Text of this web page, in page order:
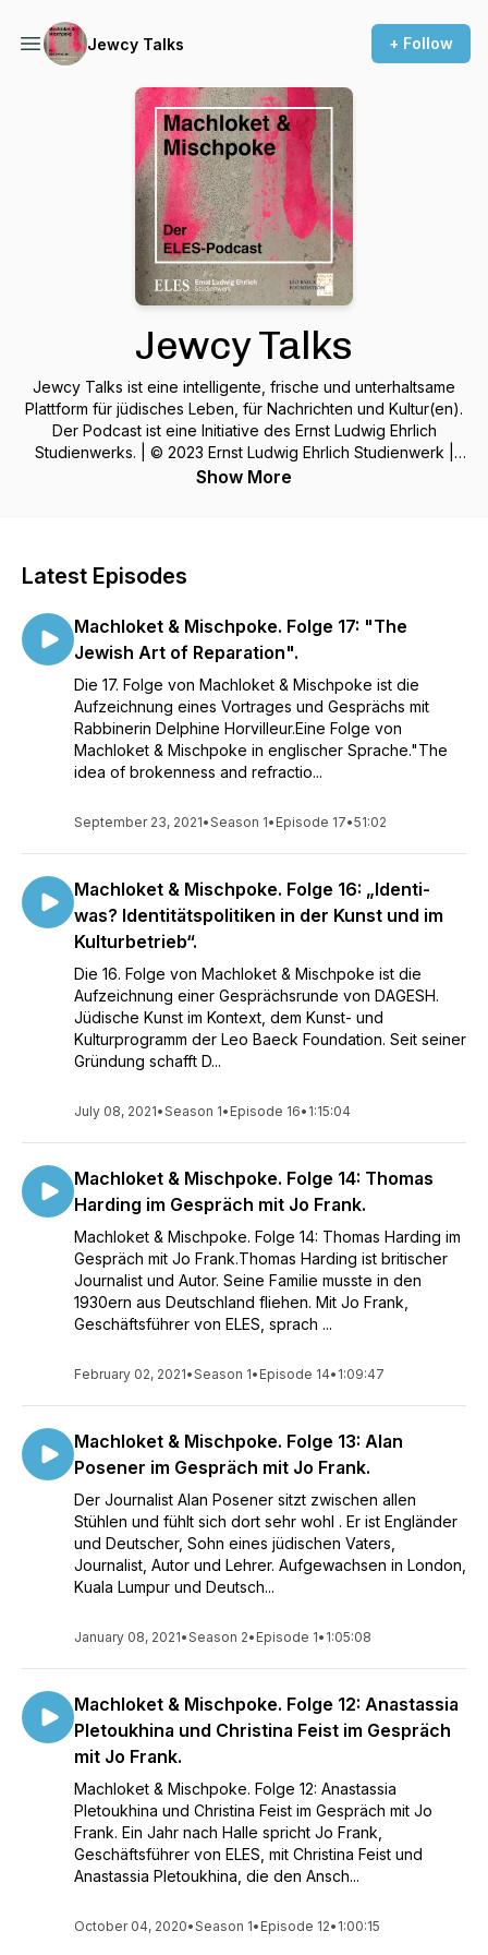
Jewcy Talks + Follow
Jewcy Talks
Jewcy Talks ist eine intelligente, frische und unterhaltsame
Plattform für jüdisches Leben, für Nachrichten und Kultur(en).
Der Podcast ist eine Initiative des Ernst Ludwig Ehrlich
Studienwerks. | © 2023 Ernst Ludwig Ehrlich Studienwerk |
www.eles-studienwerk.de
Show More
Latest Episodes
Machloket & Mischpoke. Folge 17: "The
Jewish Art of Reparation".
Die 17. Folge von Machloket & Mischpoke ist die
Aufzeichnung eines Vortrages und Gesprächs mit
Rabbinerin Delphine Horvilleur.Eine Folge von
Machloket & Mischpoke in englischer Sprache."The
idea of brokenness and refractio...
September 23, 2021•Season 1• Episode 17•51:02
Machloket & Mischpoke. Folge 16: „Identi-
was? Identitätspolitiken in der Kunst und im
Kulturbetrieb“.
Die 16. Folge von Machloket & Mischpoke ist die
Aufzeichnung einer Gesprächsrunde von DAGESH.
Jüdische Kunst im Kontext, dem Kunst- und
Kulturprogramm der Leo Baeck Foundation. Seit seiner
Gründung schafft D...
July 08, 2021•Season 1• Episode 16• 1:15:04
Machloket & Mischpoke. Folge 14: Thomas
Harding im Gespräch mit Jo Frank.
Machloket & Mischpoke. Folge 14: Thomas Harding im
Gespräch mit Jo Frank.Thomas Harding ist britischer
Journalist und Autor. Seine Familie musste in den
1930ern aus Deutschland fliehen. Mit Jo Frank,
Geschäftsführer von ELES, sprach ...
February 02, 2021•Season 1• Episode 14• 1:09:47
Machloket & Mischpoke. Folge 13: Alan
Posener im Gespräch mit Jo Frank.
Der Journalist Alan Posener sitzt zwischen allen
Stühlen und fühlt sich dort sehr wohl . Er ist Engländer
und Deutscher, Sohn eines jüdischen Vaters,
Journalist, Autor und Lehrer. Aufgewachsen in London,
Kuala Lumpur und Deutsch...
January 08, 2021•Season 2• Episode 1• 1:05:08
Machloket & Mischpoke. Folge 12: Anastassia
Pletoukhina und Christina Feist im Gespräch
mit Jo Frank.
Machloket & Mischpoke. Folge 12: Anastassia
Pletoukhina und Christina Feist im Gespräch mit Jo
Frank. Ein Jahr nach Halle spricht Jo Frank,
Geschäftsführer von ELES, mit Christina Feist und
Anastassia Pletoukhina, die den Ansch...
October 04, 2020•Season 1• Episode 12• 1:00:15